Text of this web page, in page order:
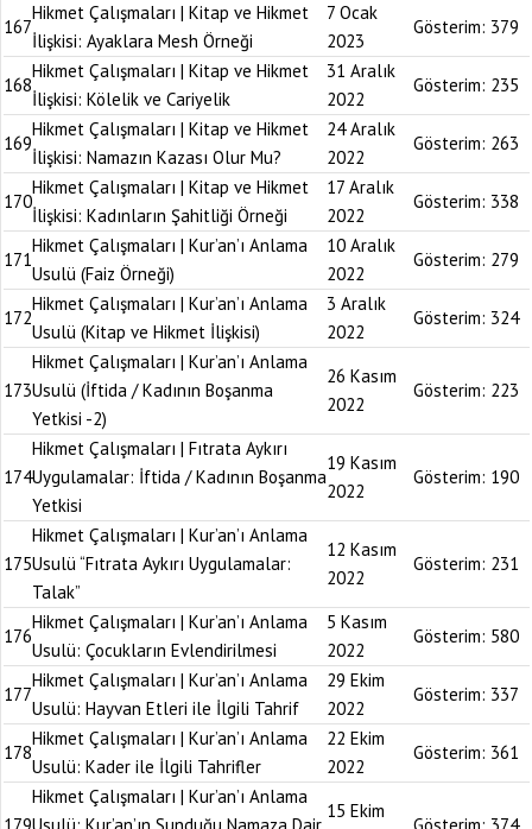
167
Hikmet Çalışmaları | Kitap ve Hikmet
İlişkisi: Ayaklara Mesh Örneği
7 Ocak
2023
Gösterim: 379
168
Hikmet Çalışmaları | Kitap ve Hikmet
İlişkisi: Kölelik ve Cariyelik
31 Aralık
2022
Gösterim: 235
169
Hikmet Çalışmaları | Kitap ve Hikmet
İlişkisi: Namazın Kazası Olur Mu?
24 Aralık
2022
Gösterim: 263
170
Hikmet Çalışmaları | Kitap ve Hikmet
İlişkisi: Kadınların Şahitliği Örneği
17 Aralık
2022
Gösterim: 338
171
Hikmet Çalışmaları | Kur’an’ı Anlama
Usulü (Faiz Örneği)
10 Aralık
2022
Gösterim: 279
172
Hikmet Çalışmaları | Kur’an’ı Anlama
Usulü (Kitap ve Hikmet İlişkisi)
3 Aralık
2022
Gösterim: 324
173
Hikmet Çalışmaları | Kur’an’ı Anlama
Usulü (İftida / Kadının Boşanma
Yetkisi -2)
26 Kasım
2022
Gösterim: 223
174
Hikmet Çalışmaları | Fıtrata Aykırı
Uygulamalar: İftida / Kadının Boşanma
Yetkisi
19 Kasım
2022
Gösterim: 190
175
Hikmet Çalışmaları | Kur’an’ı Anlama
Usulü “Fıtrata Aykırı Uygulamalar:
Talak”
12 Kasım
2022
Gösterim: 231
176
Hikmet Çalışmaları | Kur’an’ı Anlama
Usulü: Çocukların Evlendirilmesi
5 Kasım
2022
Gösterim: 580
177
Hikmet Çalışmaları | Kur’an’ı Anlama
Usulü: Hayvan Etleri ile İlgili Tahrif
29 Ekim
2022
Gösterim: 337
178
Hikmet Çalışmaları | Kur’an’ı Anlama
Usulü: Kader ile İlgili Tahrifler
22 Ekim
2022
Gösterim: 361
Hikmet Çalışmaları | Kur’an’ı Anlama
15 Ekim